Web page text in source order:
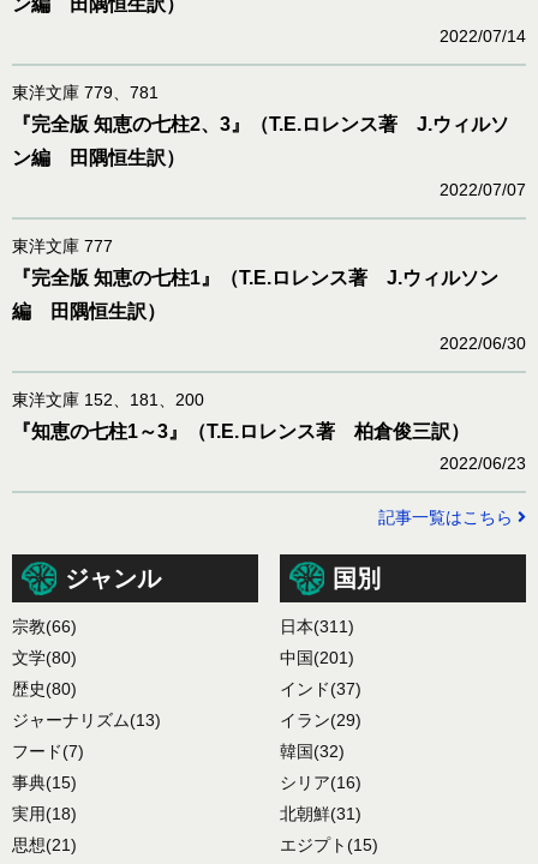
2022/07/14
東洋文庫 779、781
『完全版 知恵の七柱2、3』（T.E.ロレンス著 J.ウィルソ
ン編 田隅恒生訳）
2022/07/07
東洋文庫 777
『完全版 知恵の七柱1』（T.E.ロレンス著 J.ウィルソン
編 田隅恒生訳）
2022/06/30
東洋文庫 152、181、200
『知恵の七柱1～3』（T.E.ロレンス著 柏倉俊三訳）
2022/06/23
記事一覧はこちら
ジャンル
宗教(66)
文学(80)
歴史(80)
ジャーナリズム(13)
フード(7)
事典(15)
実用(18)
思想(21)
国別
日本(311)
中国(201)
インド(37)
イラン(29)
韓国(32)
シリア(16)
北朝鮮(31)
エジプト(15)